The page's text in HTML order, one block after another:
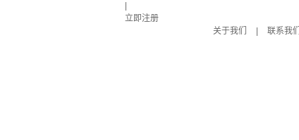
立即注册
关于我们
联系我们